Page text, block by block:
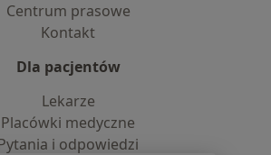
Centrum prasowe
Kontakt
Dla pacjentów
Lekarze
Placówki medyczne
i odpowiedzi